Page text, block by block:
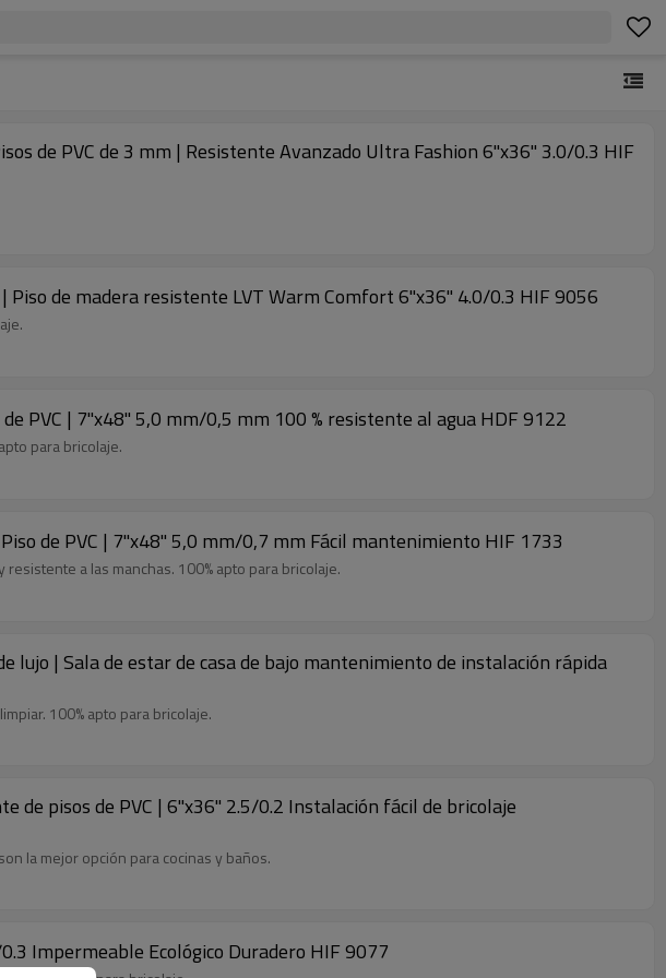
de PVC de 3 mm | Resistente Avanzado Ultra Fashion 6''x36'' 3.0/0.3 HIF
Piso de madera resistente LVT Warm Comfort 6''x36'' 4.0/0.3 HIF 9056
PVC | 7''x48'' 5,0 mm/0,5 mm 100 % resistente al agua HDF 9122
para bricolaje.
de PVC | 7''x48'' 5,0 mm/0,7 mm Fácil mantenimiento HIF 1733
a las manchas. 100% apto para bricolaje.
lujo | Sala de estar de casa de bajo mantenimiento de instalación rápida
100% apto para bricolaje.
de pisos de PVC | 6''x36'' 2.5/0.2 Instalación fácil de bricolaje
la mejor opción para cocinas y baños.
Impermeable Ecológico Duradero HIF 9077